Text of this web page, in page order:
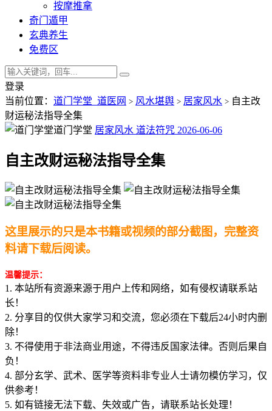
按摩推拿
奇门遁甲
玄典养生
免费区
登录
当前位置： 道门学堂_道医网 > 风水堪舆 > 居家风水 > 自主改
财运秘法指导全集
道门学堂 居家风水 道法符咒 2026-06-06
自主改财运秘法指导全集
这里展示的只是本书籍或视频的部分截图，完整资
料请下载后阅读。
温馨提示：
1. 本站所有资源来源于用户上传和网络，如有侵权请联系站
长！
2. 分享目的仅供大家学习和交流，您必须在下载后24小时内删
除！
3. 不得使用于非法商业用途，不得违反国家法律。否则后果自
负！
4. 部分玄学、武术、医学等资料非专业人士请勿模仿学习，仅
供参考！
5. 如有链接无法下载、失效或广告，请联系站长处理！